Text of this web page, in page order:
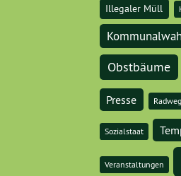
Illegaler Müll
Obstbäume
Presse
Sozialstaat
Veranstaltungen